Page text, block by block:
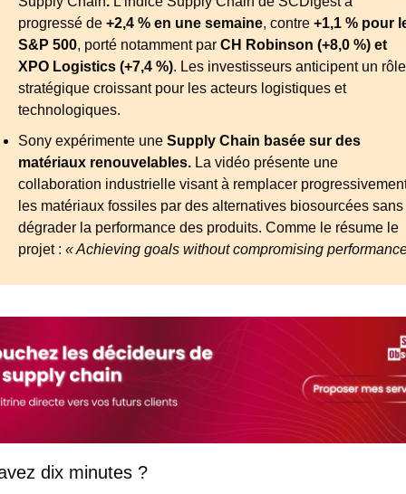
progressé de +2,4 % en une semaine, contre +1,1 % pour
S&P 500, porté notamment par CH Robinson (+8,0 %) et
XPO Logistics (+7,4 %). Les investisseurs anticipent un rôle
stratégique croissant pour les acteurs logistiques et
technologiques.
Sony expérimente une Supply Chain basée sur des
matériaux renouvelables. La vidéo présente une
collaboration industrielle visant à remplacer
les matériaux fossiles par des alternatives biosourcées sans
dégrader la performance des produits. Comme le résume le
projet : « Achieving goals without compromising
dix minutes ?